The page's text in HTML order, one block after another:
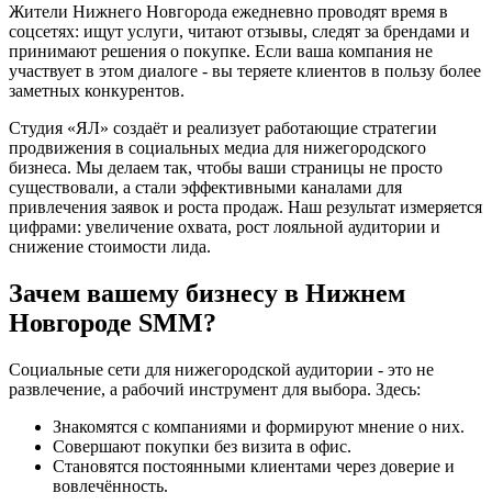
Жители Нижнего Новгорода ежедневно проводят время в
соцсетях: ищут услуги, читают отзывы, следят за брендами и
принимают решения о покупке. Если ваша компания не
участвует в этом диалоге - вы теряете клиентов в пользу более
заметных конкурентов.
Студия «ЯЛ» создаёт и реализует работающие стратегии
продвижения в социальных медиа для нижегородского
бизнеса. Мы делаем так, чтобы ваши страницы не просто
существовали, а стали эффективными каналами для
привлечения заявок и роста продаж. Наш результат измеряется
цифрами: увеличение охвата, рост лояльной аудитории и
снижение стоимости лида.
Зачем вашему бизнесу в Нижнем
Новгороде SMM?
Социальные сети для нижегородской аудитории - это не
развлечение, а рабочий инструмент для выбора. Здесь:
Знакомятся с компаниями и формируют мнение о них.
Совершают покупки без визита в офис.
Становятся постоянными клиентами через доверие и
вовлечённость.